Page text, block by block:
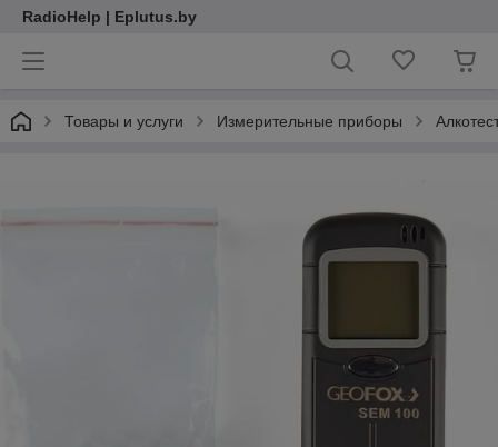
RadioHelp | Eplutus.by
Товары и услуги Измерительные приборы